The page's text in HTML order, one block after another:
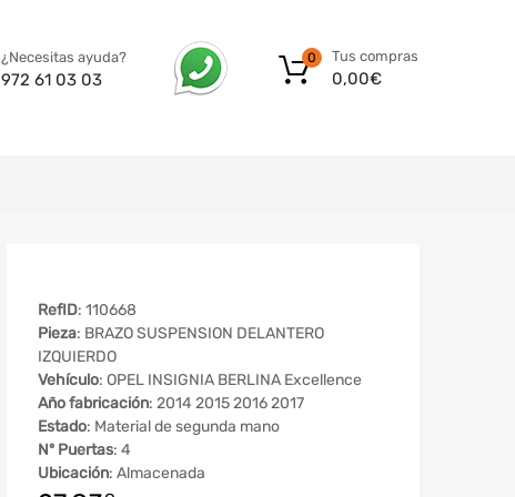
¿Necesitas ayuda?
972 61 03 03
Tus compras
0,00€
0
RefID: 110668
Pieza: BRAZO SUSPENSION DELANTERO
IZQUIERDO
Vehículo: OPEL INSIGNIA BERLINA Excellence
Año fabricación: 2014 2015 2016 2017
Estado: Material de segunda mano
Nº Puertas: 4
Ubicación: Almacenada